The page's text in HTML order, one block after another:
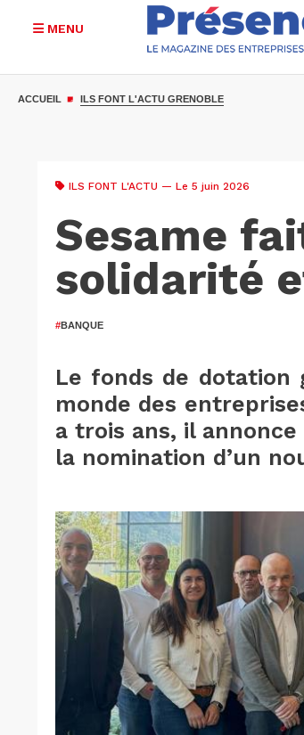
MENU
ACCUEIL ILS FONT L'ACTU GRENOBLE
ILS FONT L'ACTU — Le 5 juin 2026
Sesame
solidarité
#BANQUE
Le fonds de dotation
monde des
a trois ans, il
la nomination d’un